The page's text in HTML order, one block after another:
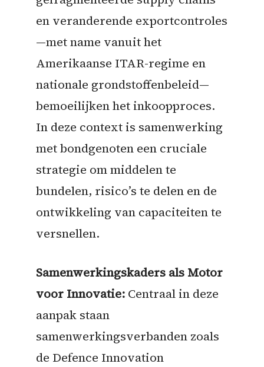
en veranderende exportcontroles
—met name vanuit het
Amerikaanse ITAR-regime en
nationale grondstoffenbeleid—
bemoeilijken het inkoopproces.
In deze context is samenwerking
met bondgenoten een cruciale
strategie om middelen te
bundelen, risico’s te delen en de
ontwikkeling van capaciteiten te
versnellen.
Samenwerkingskaders als Motor
voor Innovatie:Centraal in deze
aanpak staan
samenwerkingsverbanden zoals
de Defence Innovation